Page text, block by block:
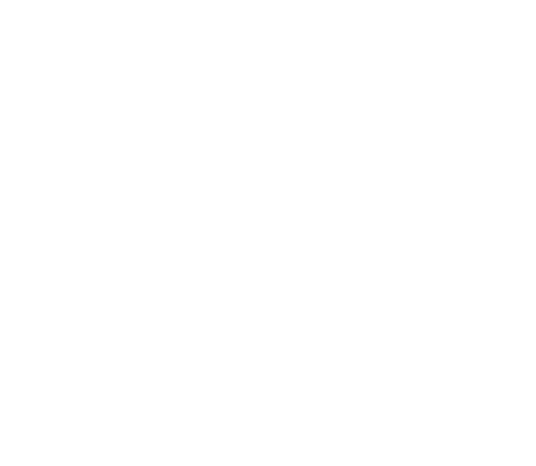
der Vorschriften der StVZO und der Fahrzeug-
anerkannten Sachverständigen für den
der jeweiligen Fahrzeugklasse anerkannten
und die im Interesse der Verkehrssicherheit
konkret zu beschreiben und ihre Notwendigkeit zu